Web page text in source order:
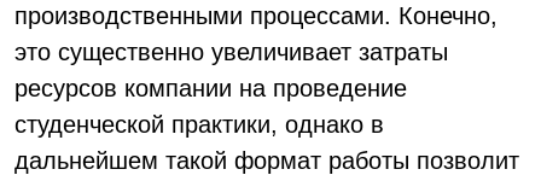
производственными процессами. Конечно,
это существенно увеличивает затраты
ресурсов компании на проведение
студенческой практики, однако в
дальнейшем такой формат работы позволит